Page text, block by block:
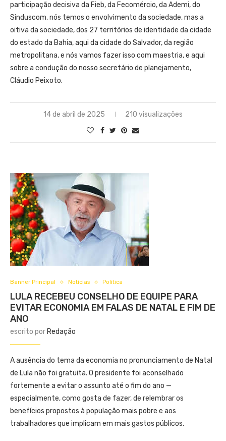
participação decisiva da Fieb, da Fecomércio, da Ademi, do
Sinduscom, nós temos o envolvimento da sociedade, mas a
oitiva da sociedade, dos 27 territórios de identidade da cidade
do estado da Bahia, aqui da cidade do Salvador, da região
metropolitana, e nós vamos fazer isso com maestria, e aqui
sobre a condução do nosso secretário de planejamento,
Cláudio Peixoto.
14 de abril de 2025 210 visualizações
Banner Principal Notícias Política
LULA RECEBEU CONSELHO DE EQUIPE PARA
EVITAR ECONOMIA EM FALAS DE NATAL E FIM DE
ANO
escrito por Redação
A ausência do tema da economia no pronunciamento de Natal
de Lula não foi gratuita. O presidente foi aconselhado
fortemente a evitar o assunto até o fim do ano —
especialmente, como gosta de fazer, de relembrar os
benefícios propostos à população mais pobre e aos
trabalhadores que implicam em mais gastos públicos.